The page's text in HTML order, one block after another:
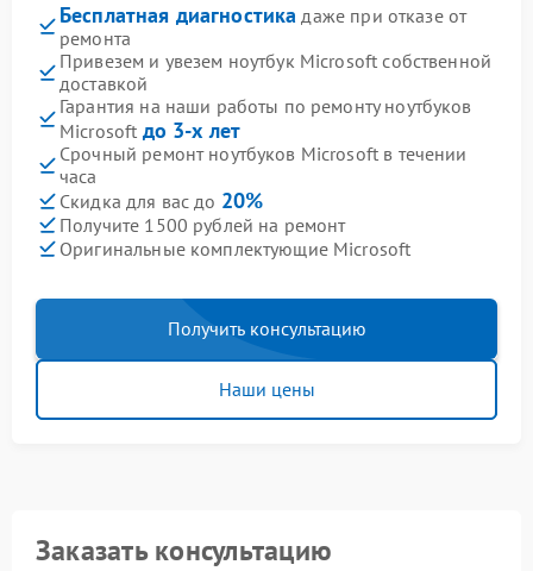
Бесплатная диагностика даже при отказе от
ремонта
Привезем и увезем ноутбук Microsoft собственной
доставкой
Гарантия на наши работы по ремонту ноутбуков
Microsoft до 3-х лет
Срочный ремонт ноутбуков Microsoft в течении
часа
Скидка для вас до 20%
Получите 1500 рублей на ремонт
Оригинальные комплектующие Microsoft
Получить консультацию
Наши цены
Заказать консультацию